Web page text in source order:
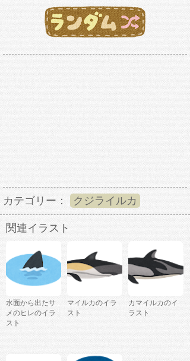
カテゴリー： クジライルカ
関連イラスト
水面から出たサ
メのヒレのイラ
スト
マイルカのイラ
スト
カマイルカのイ
ラスト